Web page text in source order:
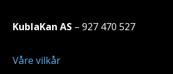
KublaKan AS – 927 470 527
Våre vilkår